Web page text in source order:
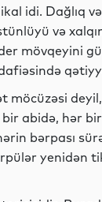
idi. Dağlıq
və
mövqeyini
möcüzəsi
abidə, hər
bərpası
yenidən